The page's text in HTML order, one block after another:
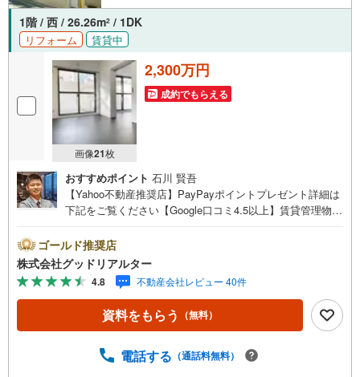
1階 / 西 / 26.26m2 / 1DK
リフォーム 賃貸中
画像21枚
2,300万円
成約でもらえる
おすすめポイント 石川 賢吾
【Yahoo不動産推奨店】PayPayポイントプレゼント詳細は
下記をご覧ください【Google口コミ4.5以上】賃貸管理物件
介です。投資用マンションを購入する際、最大のリスクは
空室リスクです。利回りがいくら高かろうとも、空室が続
いてしまえば、絵に描いた餅になってしまいます。弊社で
ご紹介するマンションは、人気エリアのお薦め物件はもち
ろんのこと、エリアのニーズに合った人気のお部屋等、賃
貸営業経験スタッフの培ってきた知識と経験を基に物件を
ての対策はお任せください。掲載されている物件は、弊社
ゴールド推奨店
株式会社グッドリアルター
4.8 不動産会社レビュー 40件
資料をもらう （無料）
電話する （通話料無料）